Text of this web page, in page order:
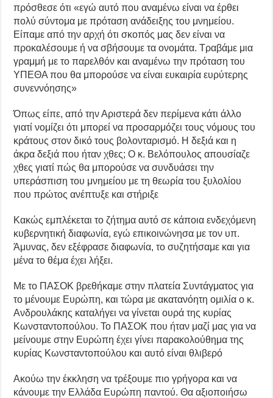
πρόσθεσε ότι «εγώ αυτό που αναμένω είναι να έρθει
πολύ σύντομα με πρόταση ανάδειξης του μνημείου.
Είπαμε από την αρχή ότι σκοπός μας δεν είναι να
προκαλέσουμε ή να σβήσουμε τα ονομάτα. Τραβάμε μια
γραμμή με το παρελθόν και αναμένω την πρόταση του
ΥΠΕΘΑ που θα μπορούσε να είναι ευκαιρία ευρύτερης
συνεννόησης»
Όπως είπε, από την Αριστερά δεν περίμενα κάτι άλλο
γιατί νομίζει ότι μπορεί να προσαρμόζει τους νόμους του
κράτους στον δικό τους βολονταρισμό. Η δεξιά και η
άκρα δεξιά που ήταν χθες; Ο κ. Βελόπουλος απουσίαζε
χθες γιατί πώς θα μπορούσε να συνδυάσει την
υπεράσπιση του μνημείου με τη θεωρία του ξυλολίου
που πρώτος ανέπτυξε και στήριξε
Κακώς εμπλέκεται το ζήτημα αυτό σε κάποια ενδεχόμενη
κυβερνητική διαφωνία, εγώ επικοινώνησα με τον υπ.
Άμυνας, δεν εξέφρασε διαφωνία, το συζητήσαμε και για
μένα το θέμα έχει λήξει.
Με το ΠΑΣΟΚ βρεθήκαμε στην πλατεία Συντάγματος για
το μένουμε Ευρώπη, και τώρα με ακατανόητη ομιλία ο κ.
Ανδρουλάκης καταλήγει να γίνεται ουρά της κυρίας
Κωνσταντοπούλου. Το ΠΑΣΟΚ που ήταν μαζί μας για να
μείνουμε στην Ευρώπη έχει γίνει παρακολούθημα της
κυρίας Κωνσταντοπούλου και αυτό είναι θλιβερό
Ακούω την έκκληση να τρέξουμε πιο γρήγορα και να
κάνουμε την Ελλάδα Ευρώπη παντού. Θα αξιοποιήσω